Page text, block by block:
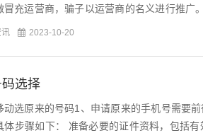
冒充运营商，骗子以运营商的名义进行推广
就没有来电显示，所以一般使用建议加 5元 就
2023-10-20
选择
动选原来的号码1、申请原来的手机号需要
体步骤如下： 准备必要的证件资料，包括